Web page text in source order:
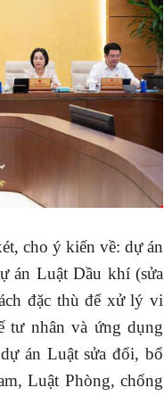
cho ý kiến về: dự án
án Luật Dầu khí (sửa
đặc thù để xử lý vi
tư nhân và ứng dụng
án Luật sửa đổi, bổ
Luật Phòng, chống